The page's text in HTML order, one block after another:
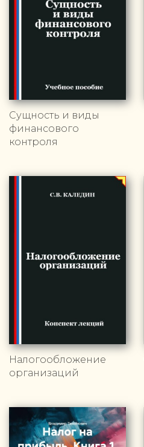
Сущность и виды
финансового
контроля
Налогообложение
организаций